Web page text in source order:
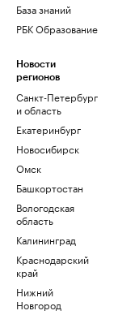
База знаний
РБК Образование
Новости
регионов
Санкт-Петербург
и область
Екатеринбург
Новосибирск
Омск
Башкортостан
Вологодская
область
Калининград
Краснодарский
край
Нижний
Новгород